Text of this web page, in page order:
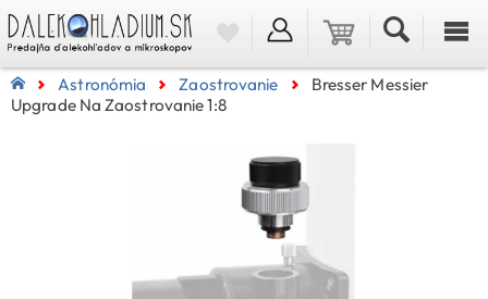
Astronómia Zaostrovanie
Bresser Messier
Upgrade Na Zaostrovanie 1:8